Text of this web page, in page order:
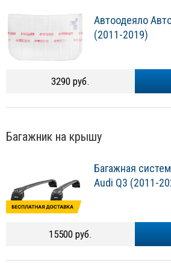
Автоодеяло
(2011-2019)
3290 руб.
Багажник на крышу
Багажная
Audi Q3 (2011-
15500 руб.